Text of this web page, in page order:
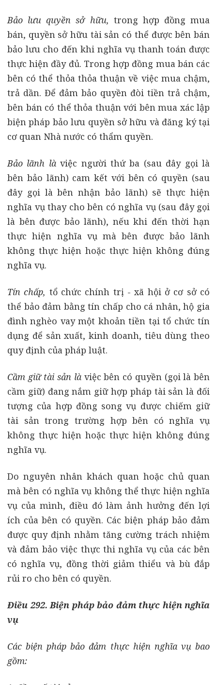
Bảo lưu quyền sở hữu, trong hợp đồng mua
bán, quyền sở hữu tài sản có thể được bên bán
bảo lưu cho đến khi nghĩa vụ thanh toán được
thực hiện đầy đủ. Trong hợp đồng mua bán các
bên có thể thỏa thỏa thuận về việc mua chậm,
trả dần. Để đảm bảo quyền đòi tiền trả chậm,
bên bán có thể thỏa thuận với bên mua xác lập
biện pháp bảo lưu quyền sở hữu và đăng ký tại
cơ quan Nhà nước có thẩm quyền.
Bảo lãnh làviệc người thứ ba (sau đây gọi là
bên bảo lãnh) cam kết với bên có quyền (sau
đây gọi là bên nhận bảo lãnh) sẽ thực hiện
nghĩa vụ thay cho bên có nghĩa vụ (sau đây gọi
là bên được bảo lãnh), nếu khi đến thời hạn
thực hiện nghĩa vụ mà bên được bảo lãnh
không thực hiện hoặc thực hiện không đúng
nghĩa vụ.
Tín chấp, tổ chức chính trị - xã hội ở cơ sở có
thể bảo đảm bằng tín chấp cho cá nhân, hộ gia
đình nghèo vay một khoản tiền tại tổ chức tín
dụng để sản xuất, kinh doanh, tiêu dùng theo
quy định của pháp luật.
Cầm giữ tài sản làviệc bên có quyền (gọi là bên
cầm giữ) đang nắm giữ hợp pháp tài sản là đối
tượng của hợp đồng song vụ được chiếm giữ
tài sản trong trường hợp bên có nghĩa vụ
không thực hiện hoặc thực hiện không đúng
nghĩa vụ.
Do nguyên nhân khách quan hoặc chủ quan
mà bên có nghĩa vụ không thể thực hiện nghĩa
vụ của mình, điều đó làm ảnh hưởng đến lợi
ích của bên có quyền. Các biện pháp bảo đảm
được quy định nhằm tăng cường trách nhiệm
và đảm bảo việc thực thi nghĩa vụ của các bên
có nghĩa vụ, đồng thời giảm thiểu và bù đắp
rủi ro cho bên có quyền.
Điều 292. Biện pháp bảo đảm thực hiện nghĩa
vụ
Các biện pháp bảo đảm thực hiện nghĩa vụ bao
gồm: